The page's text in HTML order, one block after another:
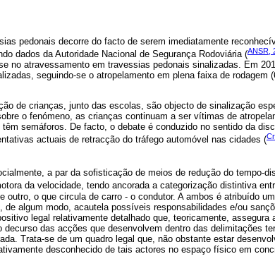
pedonais decorre do facto de serem imediatamente
dados da Autoridade Nacional de Segurança Rodoviária (ANSR,
no atravessamento em travessias pedonais sinalizadas. Em
seguindo-se o atropelamento em plena faixa de rodagem
de crianças, junto das escolas, são objecto de sinalização
o fenómeno, as crianças continuam a ser vítimas de
semáforos. De facto, o debate é conduzido no sentido da
actuais de retracção do tráfego automóvel nas cidades (
a par da sofisticação de meios de redução do tempo-
da velocidade, tendo ancorada a categorização distintiva
o que circula de carro - o condutor. A ambos é atribuído
algum modo, acautela possíveis responsabilidades e/ou
legal relativamente detalhado que, teoricamente, assegura
das acções que desenvolvem dentro das delimitações
Trata-se de um quadro legal que, não obstante estar
desconhecido de tais actores no espaço físico em